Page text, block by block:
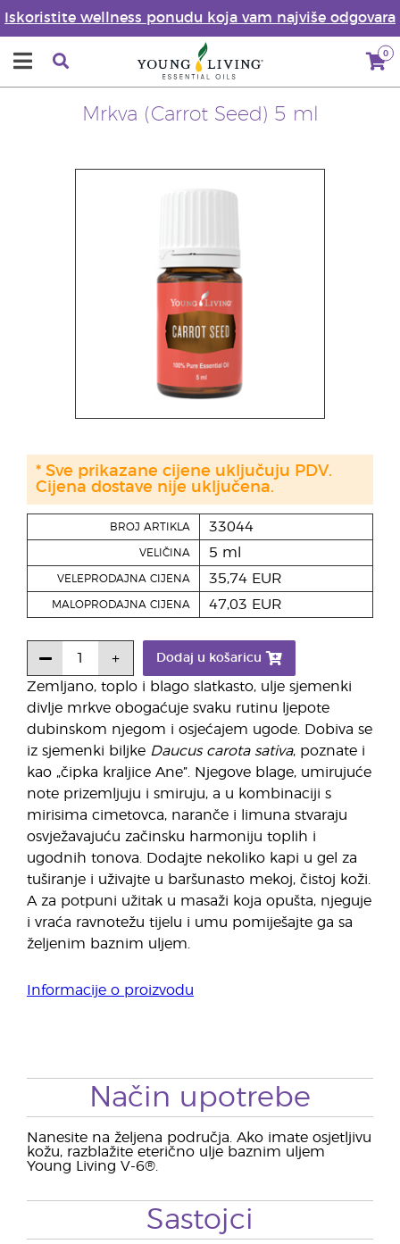
Iskoristite wellness ponudu koja vam najviše odgovara
0
Mrkva (Carrot Seed) 5 ml
Zemljano, toplo i blago slatkasto, ulje sjemenki
divlje mrkve obogaćuje svaku rutinu ljepote
dubinskom njegom i osjećajem ugode. Dobiva se
iz sjemenki biljke Daucus carota sativa, poznate i
kao „čipka kraljice Ane”. Njegove blage, umirujuće
note prizemljuju i smiruju, a u kombinaciji s
mirisima cimetovca, naranče i limuna stvaraju
osvježavajuću začinsku harmoniju toplih i
ugodnih tonova. Dodajte nekoliko kapi u gel za
tuširanje i uživajte u baršunasto mekoj, čistoj koži.
A za potpuni užitak u masaži koja opušta, njeguje
i vraća ravnotežu tijelu i umu pomiješajte ga sa
željenim baznim uljem.
Informacije o proizvodu
BROJ ARTIKLA 33044
VELIČINA 5 ml
VELEPRODAJNA CIJENA 35,74 EUR
MALOPRODAJNA CIJENA 47,03 EUR
Dodaj u košaricu
* Sve prikazane cijene uključuju PDV.
Cijena dostave nije uključena.
Način upotrebe
Nanesite na željena područja. Ako imate osjetljivu
kožu, razblažite eterično ulje baznim uljem
Young Living V-6®.
Sastojci